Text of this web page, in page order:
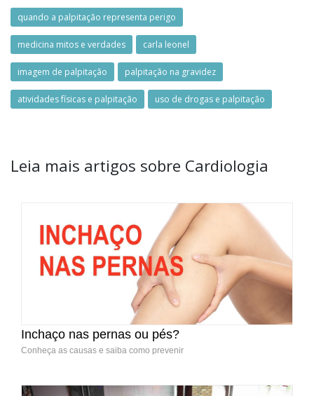
quando a palpitação representa perigo
medicina mitos e verdades carla leonel
imagem de palpitação palpitação na gravidez
atividades físicas e palpitação uso de drogas e palpitação
Leia mais artigos sobre Cardiologia
Inchaço nas pernas ou pés?
Conheça as causas e saiba como prevenir